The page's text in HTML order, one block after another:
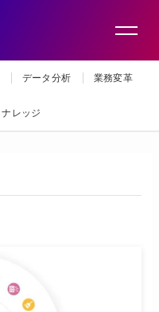
データ分析 業務変革
ナレッジ